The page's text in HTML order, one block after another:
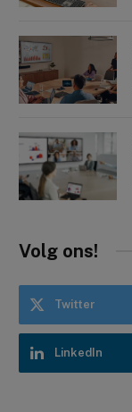
Volg ons!
Twitter
LinkedIn